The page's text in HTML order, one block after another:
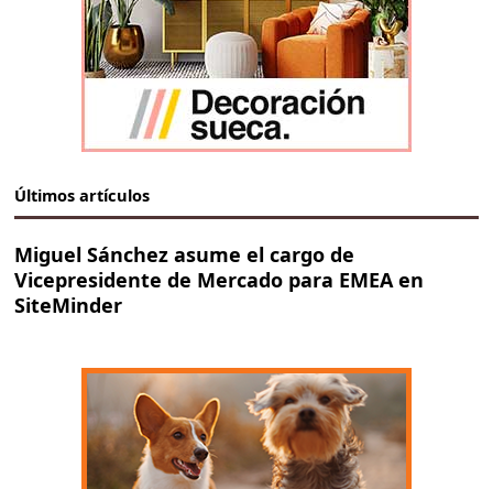
Últimos artículos
Miguel Sánchez asume el cargo de
Vicepresidente de Mercado para EMEA en
SiteMinder